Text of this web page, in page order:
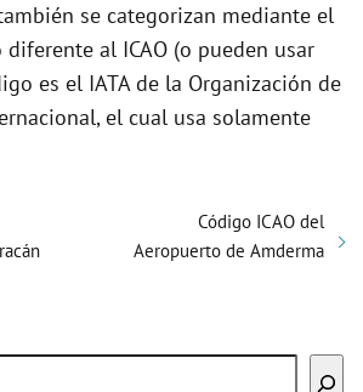
se categorizan mediante el
al ICAO (o pueden usar
es el IATA de la Organización de
el cual usa solamente
Código ICAO del
Aeropuerto de Amderma